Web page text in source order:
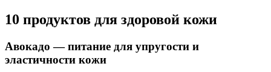
10 продуктов для здоровой кожи
Авокадо — питание для упругости и
эластичности кожи